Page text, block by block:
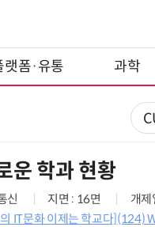
랫폼·유통 과학
운 학과 현황
신 지면 : 16면
개
IT문화 이제는 학교다](124)